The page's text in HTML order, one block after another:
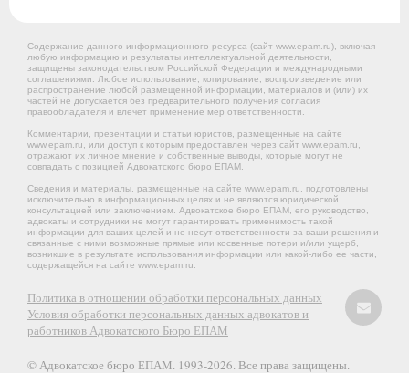
Содержание данного информационного ресурса (сайт www.epam.ru), включая
любую информацию и результаты интеллектуальной деятельности,
защищены законодательством Российской Федерации и международными
соглашениями. Любое использование, копирование, воспроизведение или
распространение любой размещенной информации, материалов и (или) их
частей не допускается без предварительного получения согласия
правообладателя и влечет применение мер ответственности.
Комментарии, презентации и статьи юристов, размещенные на сайте
www.epam.ru, или доступ к которым предоставлен через сайт www.epam.ru,
отражают их личное мнение и собственные выводы, которые могут не
совпадать с позицией Адвокатского бюро ЕПАМ.
Сведения и материалы, размещенные на сайте www.epam.ru, подготовлены
исключительно в информационных целях и не являются юридической
консультацией или заключением. Адвокатское бюро ЕПАМ, его руководство,
адвокаты и сотрудники не могут гарантировать применимость такой
информации для ваших целей и не несут ответственности за ваши решения и
связанные с ними возможные прямые или косвенные потери и/или ущерб,
возникшие в результате использования информации или какой-либо ее части,
содержащейся на сайте www.epam.ru.
Политика в отношении обработки персональных данных
Условия обработки персональных данных адвокатов и
работников Адвокатского Бюро ЕПАМ
© Адвокатское бюро ЕПАМ. 1993-2026. Все права защищены.